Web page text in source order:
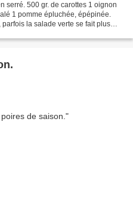
serré. 500 gr. de carottes 1 oignon
1 pomme épluchée, épépinée.
la salade verte se fait plus